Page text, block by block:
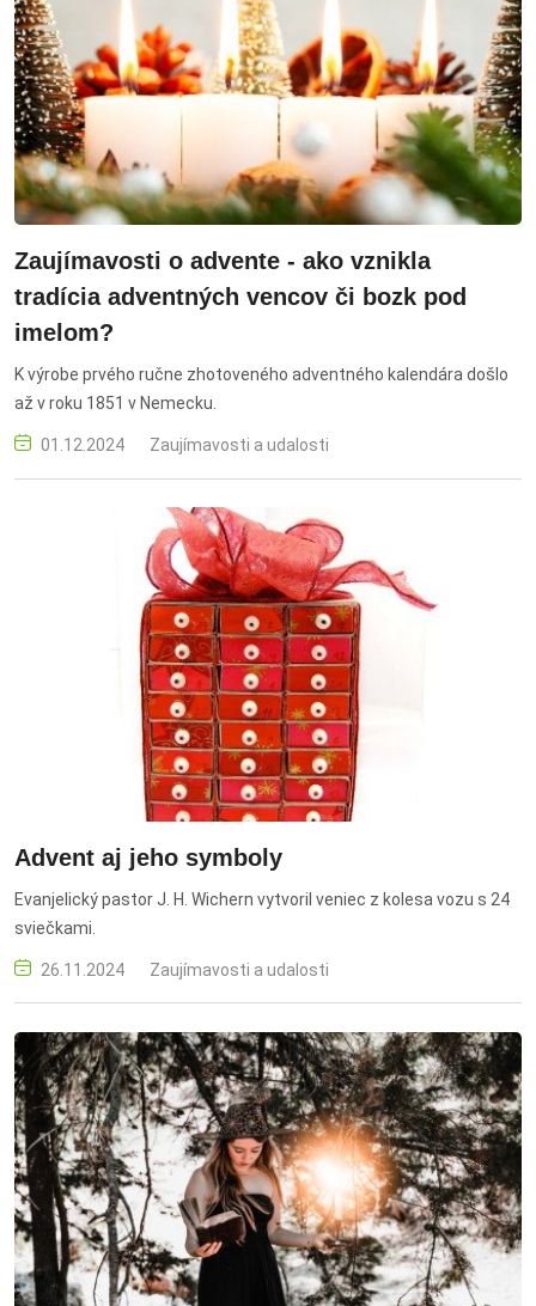
Zaujímavosti o advente - ako vznikla
tradícia adventných vencov či bozk pod
imelom?
K výrobe prvého ručne zhotoveného adventného kalendára došlo
až v roku 1851 v Nemecku.
01.12.2024 Zaujímavosti a udalosti
Advent aj jeho symboly
Evanjelický pastor J. H. Wichern vytvoril veniec z kolesa vozu s 24
sviečkami.
26.11.2024 Zaujímavosti a udalosti